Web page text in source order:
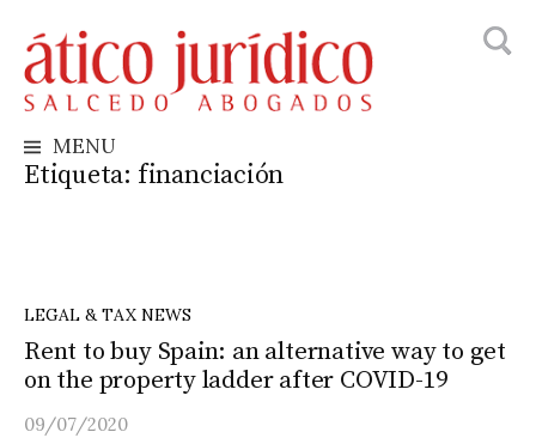
to
content
MENU
Etiqueta: financiación
LEGAL & TAX NEWS
Rent to buy Spain: an alternative way to get
on the property ladder after COVID-19
09/07/2020